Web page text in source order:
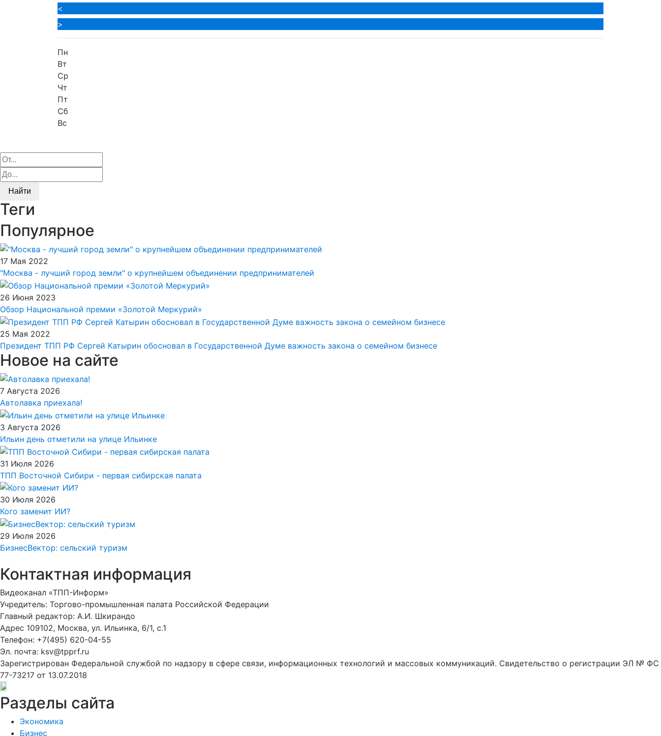
<
>
Пн
Вт
Ср
Чт
Пт
Сб
Вс
Найти
Теги
Популярное
17 Мая 2022
"Москва - лучший город земли" о крупнейшем объединении предпринимателей
26 Июня 2023
Обзор Национальной премии «Золотой Меркурий»
25 Мая 2022
Президент ТПП РФ Сергей Катырин обосновал в Государственной Думе важность закона о семейном бизнесе
Новое на сайте
7 Августа 2026
Автолавка приехала!
3 Августа 2026
Ильин день отметили на улице Ильинке
31 Июля 2026
ТПП Восточной Сибири - первая сибирская палата
30 Июля 2026
Кого заменит ИИ?
29 Июля 2026
БизнесВектор: сельский туризм
Контактная информация
Видеоканал «ТПП-Информ»
Учредитель: Торгово-промышленная палата Российской Федерации
Главный редактор: А.И. Шкирандо
Адрес 109102, Москва, ул. Ильинка, 6/1, c.1
Телефон: +7(495) 620-04-55
Эл. почта: ksv@tpprf.ru
Зарегистрирован Федеральной службой по надзору в сфере связи, информационных технологий и массовых коммуникаций. Свидетельство о регистрации ЭЛ № ФС
77-73217 от 13.07.2018
Разделы сайта
Экономика
Бизнес